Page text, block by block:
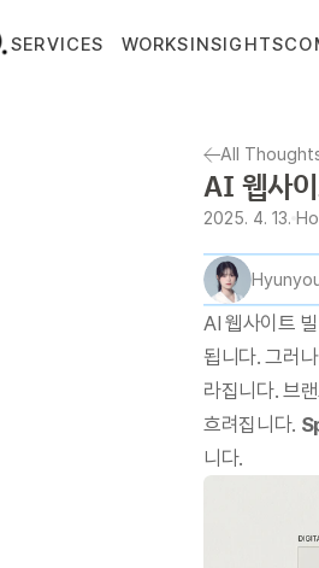
SERVICES WORKSINSIGHTS
All
AI 웹사
2025. 4. 13.
AI 웹사이트
됩니다. 그러
라집니다. 브
흐려집니다.
니다.